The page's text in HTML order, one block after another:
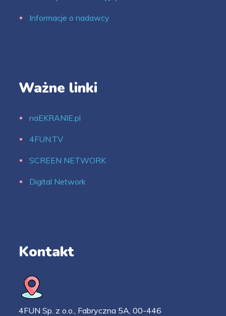
Informacje o nadawcy
Ważne linki
naEKRANIE.pl
4FUN.TV
SCREEN NETWORK
Digital Network
Kontakt
4FUN Sp. z o.o., Fabryczna 5A, 00-446